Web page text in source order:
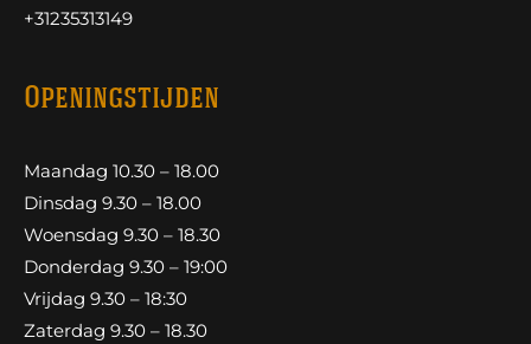
+31235313149
Openingstijden
Maandag 10.30 – 18.00
Dinsdag 9.30 – 18.00
Woensdag 9.30 – 18.30
Donderdag 9.30 – 19:00
Vrijdag 9.30 – 18:30
Zaterdag 9.30 – 18.30